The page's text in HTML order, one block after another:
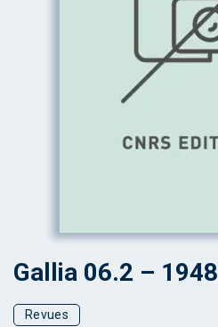
Gallia 06.2 – 1948
Revues